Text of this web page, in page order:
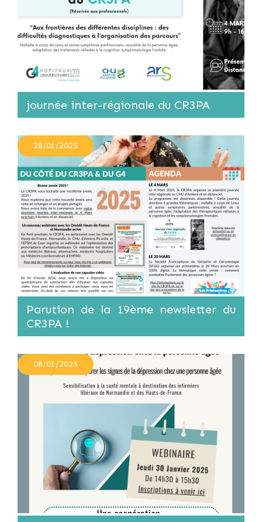
journée inter-régionale du CR3PA
28/01/2025
Parution de la 19ème newsletter du
CR3PA !
08/01/2025